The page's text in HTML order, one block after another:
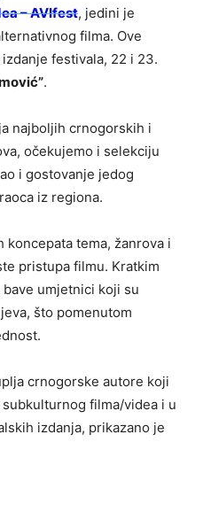
– AVIfest, jedini je
filma. Ove
festivala, 22 i 23.
.
najboljih crnogorskih i
očekujemo i selekciju
i gostovanje jedog
iz regiona.
tema, žanrova i
pristupa filmu. Kratkim
umjetnici koji su
što pomenutom
crnogorske autore koji
filma/videa i u
izdanja, prikazano je